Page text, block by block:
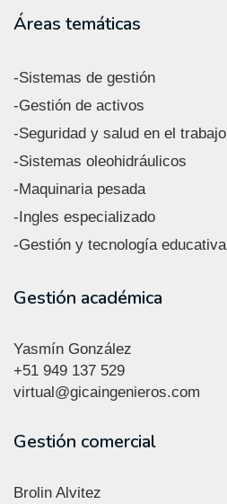
Áreas temáticas
-Sistemas de gestión
-Gestión de activos
-Seguridad y salud en el trabajo
-Sistemas oleohidráulicos
-Maquinaria pesada
-Ingles especializado
-Gestión y tecnología educativa
Gestión académica
Yasmín González
+51 949 137 529
virtual@gicaingenieros.com
Gestión comercial
Brolin Alvitez